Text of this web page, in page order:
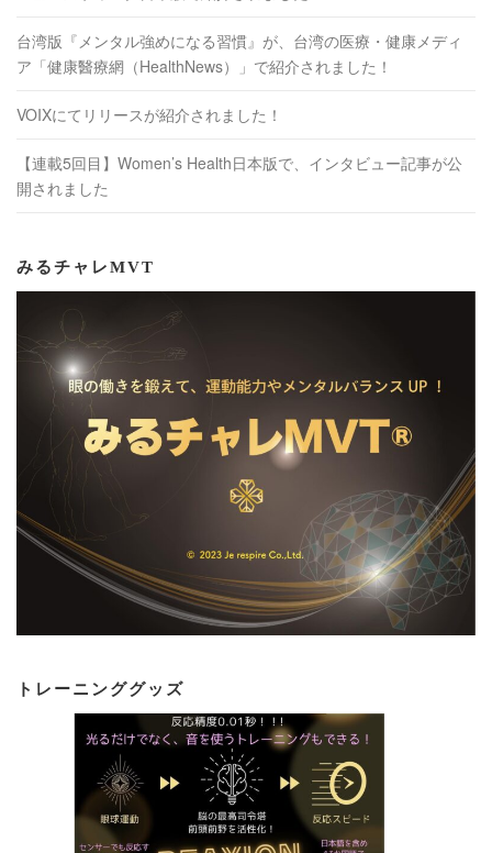
台湾版『メンタル強めになる習慣』が、台湾の医療・健康メディ
ア「健康醫療網（HealthNews）」で紹介されました！
VOIXにてリリースが紹介されました！
【連載5回目】Women’s Health日本版で、インタビュー記事が公
開されました
みるチャレMVT
トレーニンググッズ